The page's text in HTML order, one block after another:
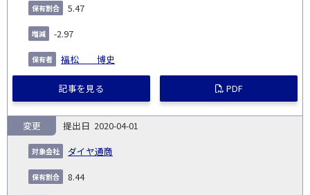
5.47
-2.97
福松 博史
記事を見る PDF
2020-04-01
ダイヤ通商
変更
8.44